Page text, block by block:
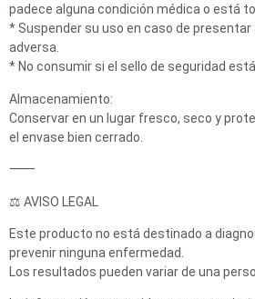
padece alguna condición médica o está
* Suspender su uso en caso de presentar
adversa.
* No consumir si el sello de seguridad
Almacenamiento:
Conservar en un lugar fresco, seco y
el envase bien cerrado.
⸻
⚖️ AVISO LEGAL
Este producto no está destinado a
prevenir ninguna enfermedad.
Los resultados pueden variar de una